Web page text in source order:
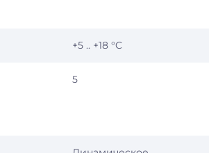
+5 .. +18 °C
5